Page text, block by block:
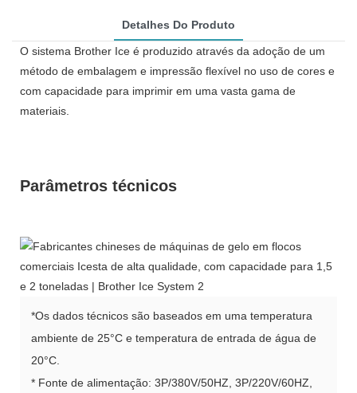
Detalhes Do Produto
O sistema Brother Ice é produzido através da adoção de um
método de embalagem e impressão flexível no uso de cores e
com capacidade para imprimir em uma vasta gama de
materiais.
Parâmetros técnicos
*Os dados técnicos são baseados em uma temperatura
ambiente de 25°C e temperatura de entrada de água de
20°C.
* Fonte de alimentação: 3P/380V/50HZ, 3P/220V/60HZ,